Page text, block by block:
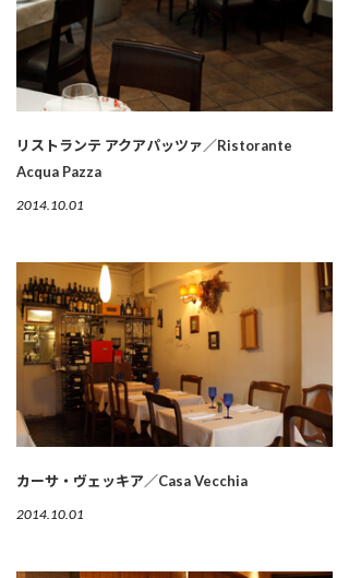
リストランテ アクアパッツァ／Ristorante
Acqua Pazza
2014.10.01
カーサ・ヴェッキア／Casa Vecchia
2014.10.01